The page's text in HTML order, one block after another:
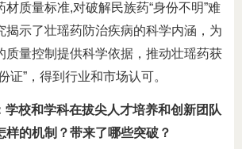
质量标准,对破解民族药“身份不明”难
揭示了壮瑶药防治疾病的科学内涵，为
质量控制提供科学依据，推动壮瑶药获
证”，得到行业和市场认可。
学校和学科在拔尖人才培养和创新团队
样的机制？带来了哪些突破？